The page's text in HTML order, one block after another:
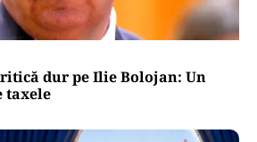
dur pe Ilie Bolojan: Un
taxele